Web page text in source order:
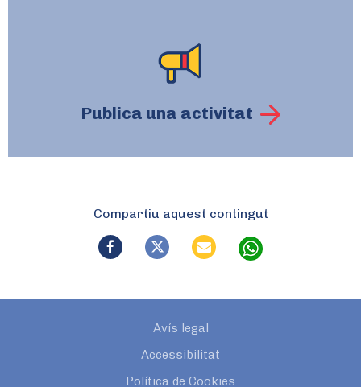
Publica una activitat
Compartiu aquest contingut
Avís legal
Accessibilitat
Política de Cookies